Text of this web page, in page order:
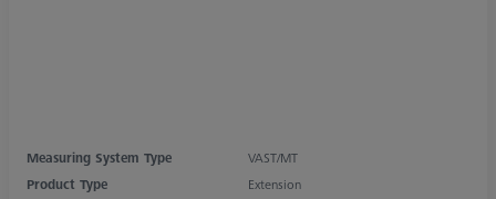
Measuring System Type
VAST/MT
Product Type
Extension